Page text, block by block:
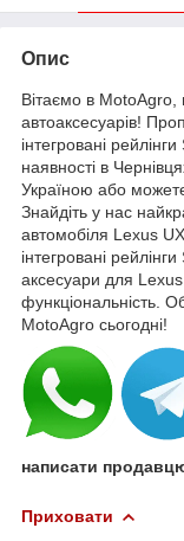
Опис
Вітаємо в MotoAgro,
автоаксесуарів!
інтегровані
наявності в
Україною або
Знайдіть у нас
автомобіля Lexus
інтегровані
аксесуари для
функціональність.
MotoAgro сьогодні!
написати
Приховати